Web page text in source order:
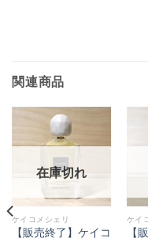
関連商品
在庫切れ
ケイコメシェリ
【販売終了】ケイコ
ケイ
【